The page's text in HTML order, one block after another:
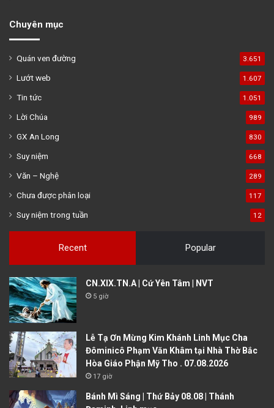
Chuyên mục
Quán ven đường 3.651
Lướt web 1.607
Tin tức 1.051
Lời Chúa 989
GX An Long 830
Suy niệm 668
Văn – Nghệ 289
Chưa được phân loại 117
Suy niệm trong tuần 12
Recent Popular
CN.XIX.TN.A | Cứ Yên Tâm | NVT
5 giờ
Lễ Tạ Ơn Mừng Kim Khánh Linh Mục Cha
Đôminicô Phạm Văn Khâm tại Nhà Thờ Bắc
Hòa Giáo Phận Mỹ Tho . 07.08.2026
17 giờ
Bánh Mì Sáng | Thứ Bảy 08.08 | Thánh